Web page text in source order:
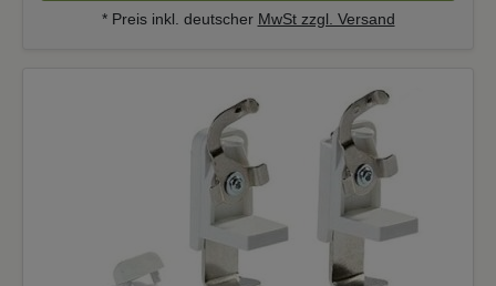
* Preis inkl. deutscher MwSt zzgl. Versand